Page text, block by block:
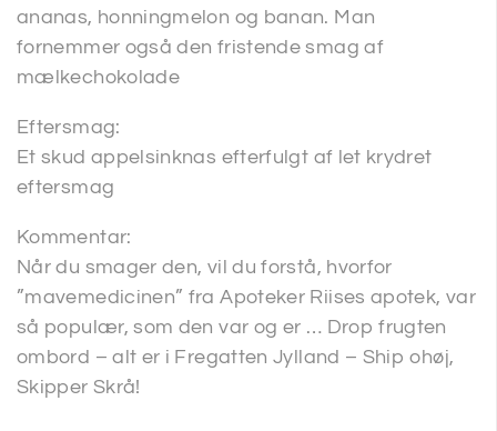
ananas, honningmelon og banan. Man
fornemmer også den fristende smag af
mælkechokolade
Eftersmag:
Et skud appelsinknas efterfulgt af let krydret
eftersmag
Kommentar:
Når du smager den, vil du forstå, hvorfor
”mavemedicinen” fra Apoteker Riises apotek, var
så populær, som den var og er … Drop frugten
ombord – alt er i Fregatten Jylland – Ship ohøj,
Skipper Skrå!